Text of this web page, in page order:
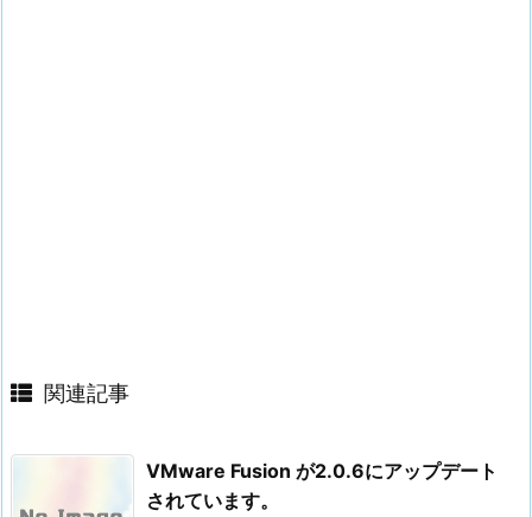
関連記事
VMware Fusion が2.0.6にアップデート
されています。